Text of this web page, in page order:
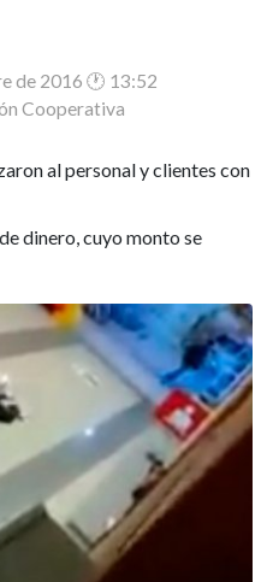
de 2016 🕐 13:52
Cooperativa
al personal y clientes con
dinero, cuyo monto se